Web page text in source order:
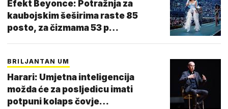
Efekt Beyonce: Potražnja za
kaubojskim šeširima raste 85
posto, za čizmama 53 p…
BRILJANTAN UM
Harari: Umjetna inteligencija
možda će za posljedicu imati
potpuni kolaps čovje…